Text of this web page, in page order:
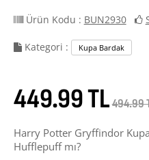
Ürün Kodu : BUN2930
Kategori : Kupa Bardak
449.99 TL494.99
Harry Potter Gryffindor
Hufflepuff mı?